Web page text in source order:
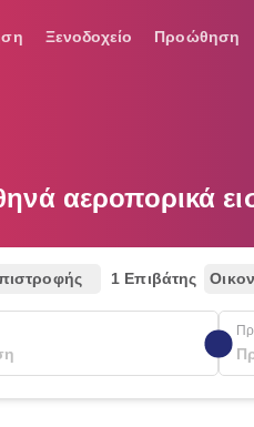
Ξενοδοχείο Προώθηση
αεροπορικά
1 Επιβάτης